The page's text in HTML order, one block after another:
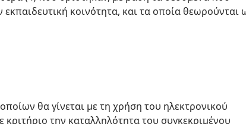
κοινότητα, και τα οποία θεωρούνται
θα γίνεται με τη χρήση του ηλεκτρονικού
την καταλληλότητα του συγκεκριμένου